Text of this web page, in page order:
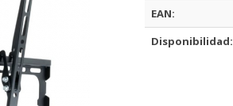
EAN:
Disponibilidad: